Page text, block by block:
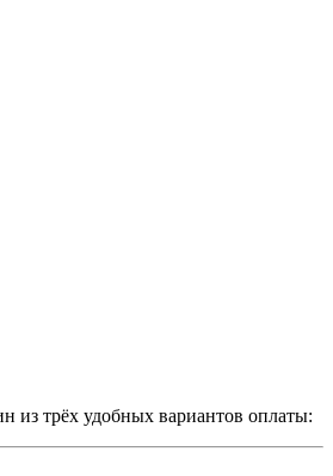
из трёх удобных вариантов оплаты: